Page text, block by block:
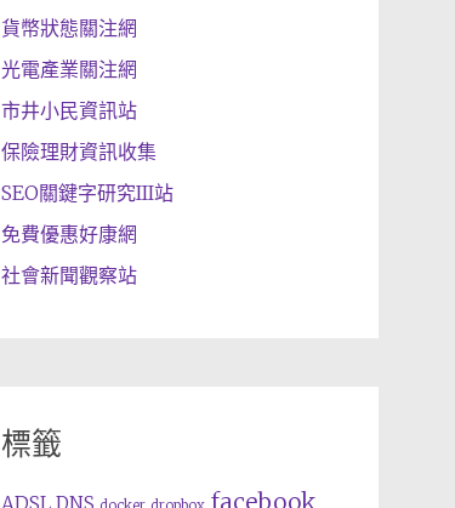
貨幣狀態關注網
光電產業關注網
市井小民資訊站
保險理財資訊收集
SEO關鍵字研究III站
免費優惠好康網
社會新聞觀察站
標籤
facebook